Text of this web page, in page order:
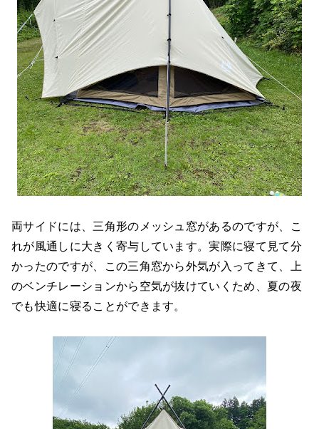
両サイドには、三角形のメッシュ窓があるのですが、こ
れが風通しに大きく寄与しています。実際に寝て見て分
かったのですが、この三角窓から外気が入ってきて、上
のベンチレーションから空気が抜けていくため、夏の夜
でも快適に寝ることができます。